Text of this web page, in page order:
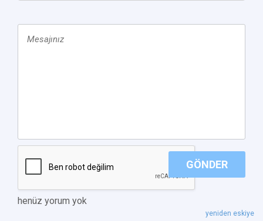
GÖNDER
henüz yorum yok
yeniden eskiye